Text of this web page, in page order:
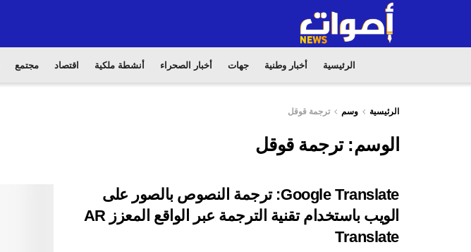
الرئيسية أخبار وطنية جهات أخبار الصحراء أنشطة ملكية اقتصاد مجتمع
الرئيسية وسم ترجمة قوقل
الوسم:ترجمة قوقل
Google Translate: ترجمة النصوص بالصور على
الويب باستخدام تقنية الترجمة عبر الواقع المعزز AR
Translate